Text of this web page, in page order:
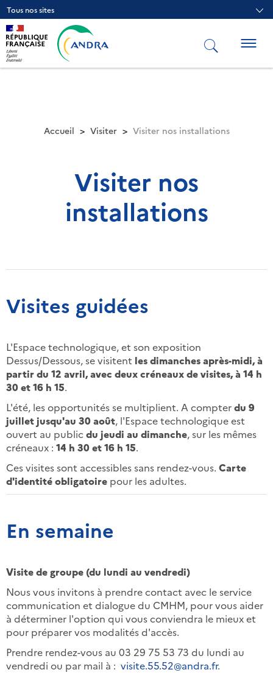
Aller
au
contenu
principal
Tous nos sites
Accueil Visiter Visiter nos installations
Visiter nos
installations
Visites guidées
L'Espace technologique, et son exposition
Dessus/Dessous, se visitent les dimanches après-midi, à
partir du 12 avril, avec deux créneaux de visites, à 14 h
30 et 16 h 15.
L'été, les opportunités se multiplient. A compterdu 9
juillet jusqu'au 30 août, l'Espace technologique est
ouvert au publicdu jeudi au dimanche, sur les mêmes
créneaux : 14 h 30 et 16 h 15.
Ces visites sont accessibles sans rendez-vous. Carte
d'identité obligatoire pour les adultes.
En semaine
Visite de groupe (du lundi au vendredi)
Nous vous invitons à prendre contact avec le service
communication et dialogue du CMHM, pour vous aider
à déterminer l'option qui vous conviendra le mieux et
pour préparer vos modalités d'accès.
Prendre rendez-vous au 03 29 75 53 73 du lundi au
vendredi ou par mail à : visite.55.52@andra.fr.